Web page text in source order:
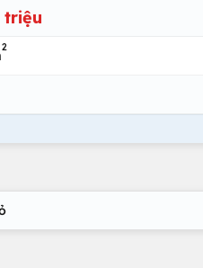
triệu
2